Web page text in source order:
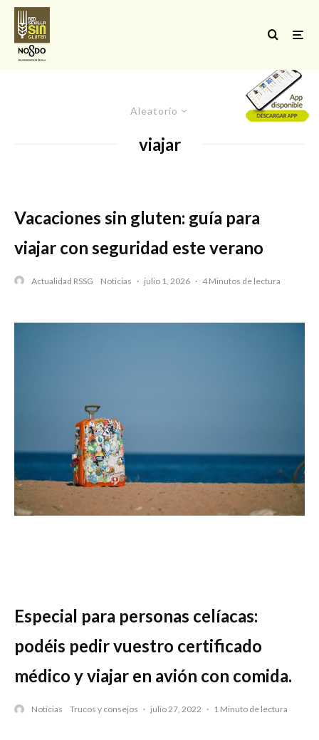
Aleatorio
viajar
Vacaciones sin gluten: guía para
viajar con seguridad este verano
Actualidad RSSG Noticias · julio 1, 2026 · 4 Minutos de lectura
Especial para personas celíacas:
podéis pedir vuestro certificado
médico y viajar en avión con comida.
Noticias Trucos y consejos · julio 27, 2022 · 1 Minuto de lectura